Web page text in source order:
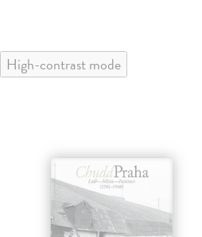
High-contrast mode